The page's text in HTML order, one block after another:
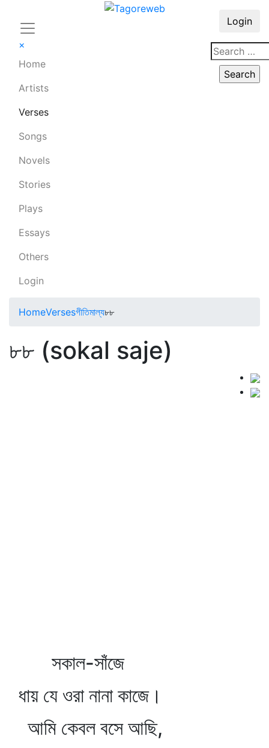
×
Home
Artists
Verses
Songs
Novels
Stories
Plays
Essays
Others
Login
Login
HomeVersesগীতিমাল্য৮৮
৮৮ (sokal saje)
সকাল-সাঁজে
ধায় যে ওরা নানা কাজে।
আমি কেবল বসে আছি,